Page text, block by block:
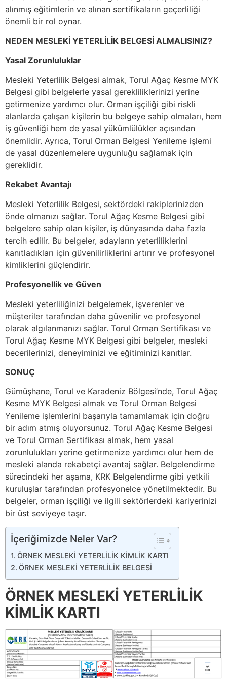
alınmış eğitimlerin ve alınan sertifikaların geçerliliği
önemli bir rol oynar.
NEDEN MESLEKİ YETERLİLİK BELGESİ ALMALISINIZ?
Yasal Zorunluluklar
Mesleki Yeterlilik Belgesi almak, Torul Ağaç Kesme MYK
Belgesi gibi belgelerle yasal gerekliliklerinizi yerine
getirmenize yardımcı olur. Orman işçiliği gibi riskli
alanlarda çalışan kişilerin bu belgeye sahip olmaları, hem
iş güvenliği hem de yasal yükümlülükler açısından
önemlidir. Ayrıca, Torul Orman Belgesi Yenileme işlemi
de yasal düzenlemelere uygunluğu sağlamak için
gereklidir.
Rekabet Avantajı
Mesleki Yeterlilik Belgesi, sektördeki rakiplerinizden
önde olmanızı sağlar. Torul Ağaç Kesme Belgesi gibi
belgelere sahip olan kişiler, iş dünyasında daha fazla
tercih edilir. Bu belgeler, adayların yeterliliklerini
kanıtladıkları için güvenilirliklerini artırır ve profesyonel
kimliklerini güçlendirir.
Profesyonellik ve Güven
Mesleki yeterliliğinizi belgelemek, işverenler ve
müşteriler tarafından daha güvenilir ve profesyonel
olarak algılanmanızı sağlar. Torul Orman Sertifikası ve
Torul Ağaç Kesme MYK Belgesi gibi belgeler, mesleki
becerilerinizi, deneyiminizi ve eğitiminizi kanıtlar.
SONUÇ
Gümüşhane, Torul ve Karadeniz Bölgesi’nde, Torul Ağaç
Kesme MYK Belgesi almak ve Torul Orman Belgesi
Yenileme işlemlerini başarıyla tamamlamak için doğru
bir adım atmış oluyorsunuz. Torul Ağaç Kesme Belgesi
ve Torul Orman Sertifikası almak, hem yasal
zorunlulukları yerine getirmenize yardımcı olur hem de
mesleki alanda rekabetçi avantaj sağlar. Belgelendirme
sürecindeki her aşama, KRK Belgelendirme gibi yetkili
kuruluşlar tarafından profesyonelce yönetilmektedir. Bu
belgeler, orman işçiliği ve ilgili sektörlerdeki kariyerinizi
bir üst seviyeye taşır.
İçeriğimizde Neler Var?
ÖRNEK MESLEKİ YETERLİLİK KİMLİK KARTI
ÖRNEK MESLEKİ YETERLİLİK BELGESİ
ÖRNEK MESLEKİ YETERLİLİK
KİMLİK KARTI